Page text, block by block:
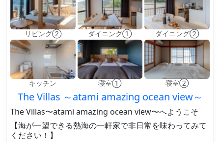
リビング② ダイニング① ダイニング②
キッチン 寝室① 寝室②
The Villas ～atami amazing ocean view～
The Villas〜atami amazing ocean view〜へようこそ
【海が一望できる熱海の一軒家で非日常を味わってみて
ください！】